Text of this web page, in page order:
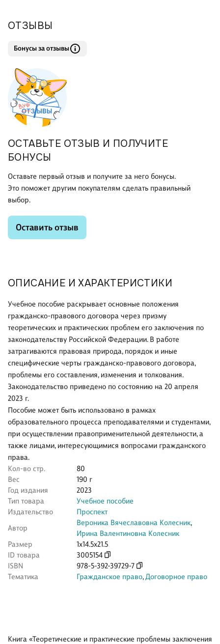
ОПИСАНИЕ И ХАРАКТЕРИСТИКИ
Учебное пособие раскрывает основные положения
гражданско-правового договора через призму
теоретических и практических проблем его заключения по
законодательству Российской Федерации. В работе
затрагиваются правовая природа, порядок и иные
специфические черты гражданско-правового договора,
проблемы его составления, изменения и толкования.
Законодательство приведено по состоянию на 20 апреля
2023 г.
Пособие может быть использовано в рамках
образовательного процесса преподавателями и студентами,
при осуществлении правоприменительной деятельности, а
также лицами, интересующимися вопросами гражданского
права.
Кол-во стр.
80
Вес
190 г
Год издания
2023
Тип товара
Учебное пособие
Издательство
Проспект
Автор
Вероника Вячеславовна Колесник,
Ирина Валентиновна Колесник
Размер
1x14.5x21.5
ID товара
3005154
ISBN
978-5-392-39729-7
Тематика
Гражданское право,Договорное право
ОТЗЫВЫ
Бонусы за отзывы
ОСТАВЬТЕ ОТЗЫВ И ПОЛУЧИТЕ
БОНУСЫ
Оставьте первый отзыв и получите за него бонусы.
Это поможет другим покупателям сделать правильный
выбор.
Оставить отзыв
Книга «Теоретические и практические проблемы заключения